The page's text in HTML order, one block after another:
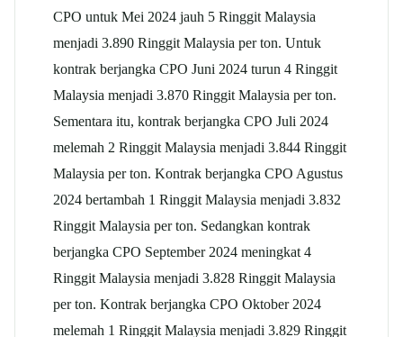
CPO untuk Mei 2024 jauh 5 Ringgit Malaysia
menjadi 3.890 Ringgit Malaysia per ton. Untuk
kontrak berjangka CPO Juni 2024 turun 4 Ringgit
Malaysia menjadi 3.870 Ringgit Malaysia per ton.
Sementara itu, kontrak berjangka CPO Juli 2024
melemah 2 Ringgit Malaysia menjadi 3.844 Ringgit
Malaysia per ton. Kontrak berjangka CPO Agustus
2024 bertambah 1 Ringgit Malaysia menjadi 3.832
Ringgit Malaysia per ton. Sedangkan kontrak
berjangka CPO September 2024 meningkat 4
Ringgit Malaysia menjadi 3.828 Ringgit Malaysia
per ton. Kontrak berjangka CPO Oktober 2024
melemah 1 Ringgit Malaysia menjadi 3.829 Ringgit